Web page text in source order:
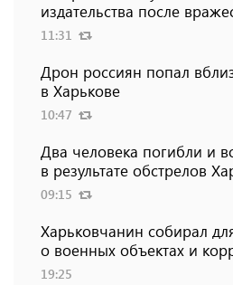
издательства после
11:31
Дрон россиян попал
в Харькове
10:47
Два человека погибли и
в результате обстрелов
09:15
Харьковчанин собирал
о военных объектах и
19:25